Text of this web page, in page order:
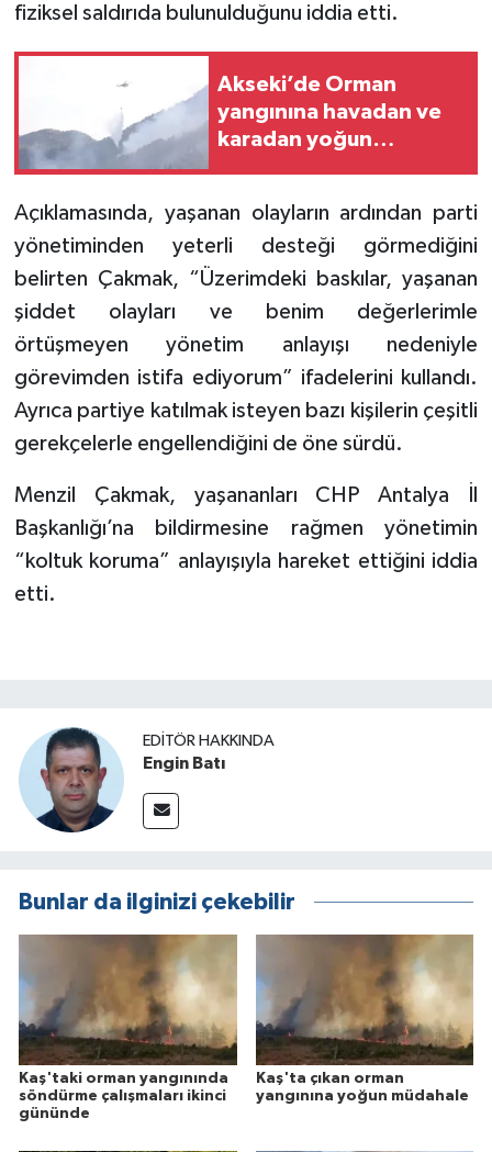
fiziksel saldırıda bulunulduğunu iddia etti.
Akseki’de Orman
yangınına havadan ve
karadan yoğun
Açıklamasında, yaşanan olayların ardından parti
yönetiminden yeterli desteği görmediğini
belirten Çakmak, “Üzerimdeki baskılar, yaşanan
şiddet olayları ve benim değerlerimle
örtüşmeyen yönetim anlayışı nedeniyle
görevimden istifa ediyorum” ifadelerini kullandı.
Ayrıca partiye katılmak isteyen bazı kişilerin çeşitli
gerekçelerle engellendiğini de öne sürdü.
Menzil Çakmak, yaşananları CHP Antalya İl
Başkanlığı’na bildirmesine rağmen yönetimin
“koltuk koruma” anlayışıyla hareket ettiğini iddia
etti.
EDITÖR HAKKINDA
Engin Batı
Bunlar da ilginizi çekebilir
Kaş'taki orman yangınında
söndürme çalışmaları ikinci
gününde
Kaş'ta çıkan orman
yangınına yoğun müdahale